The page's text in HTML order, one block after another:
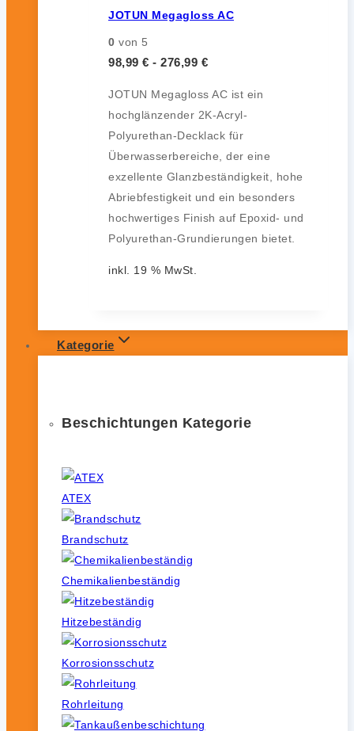
JOTUN Megagloss AC
0 von 5
98,99 € - 276,99 €
JOTUN Megagloss AC ist ein
hochglänzender 2K-Acryl-
Polyurethan-Decklack für
Überwasserbereiche, der eine
exzellente Glanzbeständigkeit, hohe
Abriebfestigkeit und ein besonders
hochwertiges Finish auf Epoxid- und
Polyurethan-Grundierungen bietet.
inkl. 19 % MwSt.
Kategorie
Beschichtungen Kategorie
ATEX
Brandschutz
Chemikalienbeständig
Hitzebeständig
Korrosionsschutz
Rohrleitung